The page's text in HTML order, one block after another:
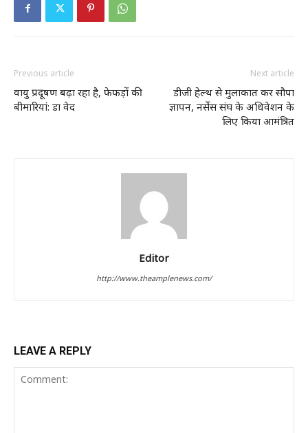
Previous article
वायु प्रदूषण बढ़ा रहा है, फेफड़ों की
बीमारियां: डा वेद
Next article
डीजी हेल्थ से मुलाकात कर सौपा
ज्ञापन, नर्सेस संघ के अधिवेशन के
लिए किया आमंत्रित
Editor
http://www.theamplenews.com/
LEAVE A REPLY